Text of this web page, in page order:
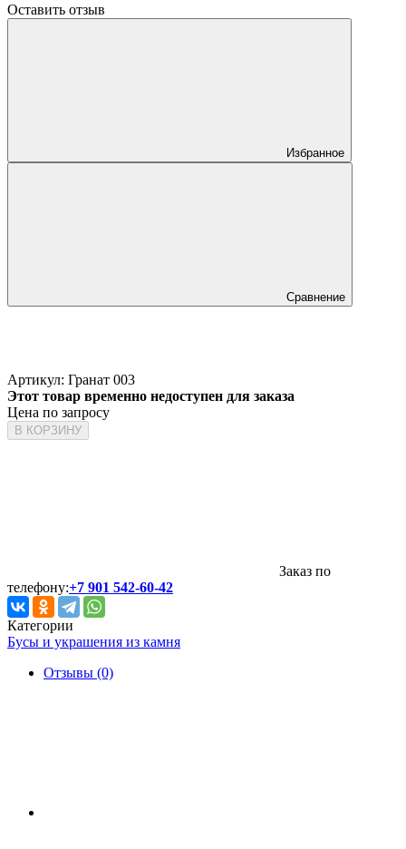
Оставить отзыв
Избранное
Сравнение
Артикул: Гранат 003
Этот товар временно недоступен для заказа
Цена по запросу
В КОРЗИНУ
Заказ по
телефону:+7 901 542-60-42
Категории
Бусы и украшения из камня
Отзывы (0)